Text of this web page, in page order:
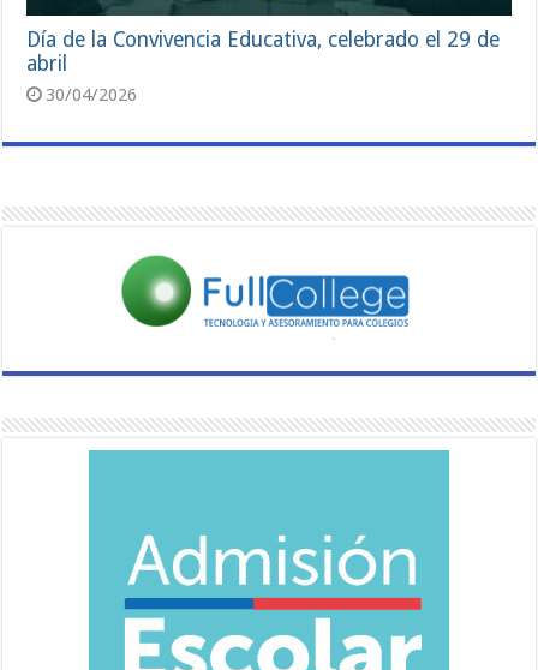
Día de la Convivencia Educativa, celebrado el 29 de
abril
30/04/2026